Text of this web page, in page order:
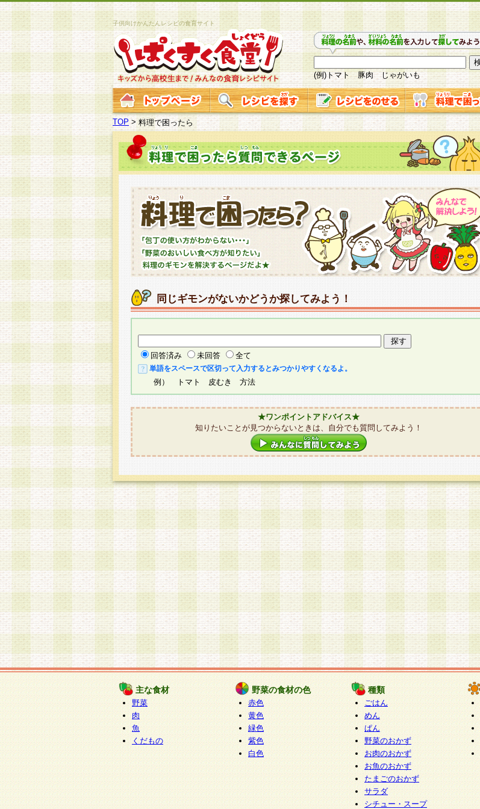
子供向けかんたんレシピの食育サイト
(例)トマト 豚肉 じゃがいも
TOP > 料理で困ったら
同じギモンがないかどうか探してみよう！
回答済み 未回答 全て
単語をスペースで区切って入力するとみつかりやすくなるよ。
例） トマト 皮むき 方法
★ワンポイントアドバイス★
知りたいことが見つからないときは、自分でも質問してみよう！
主な食材
野菜
肉
魚
くだもの
野菜の食材の色
赤色
黄色
緑色
紫色
白色
種類
ごはん
めん
ぱん
野菜のおかず
お肉のおかず
お魚のおかず
たまごのおかず
サラダ
シチュー・スープ